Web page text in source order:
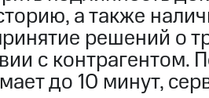
а также
решений о
с контрагентом.
до 10 минут,